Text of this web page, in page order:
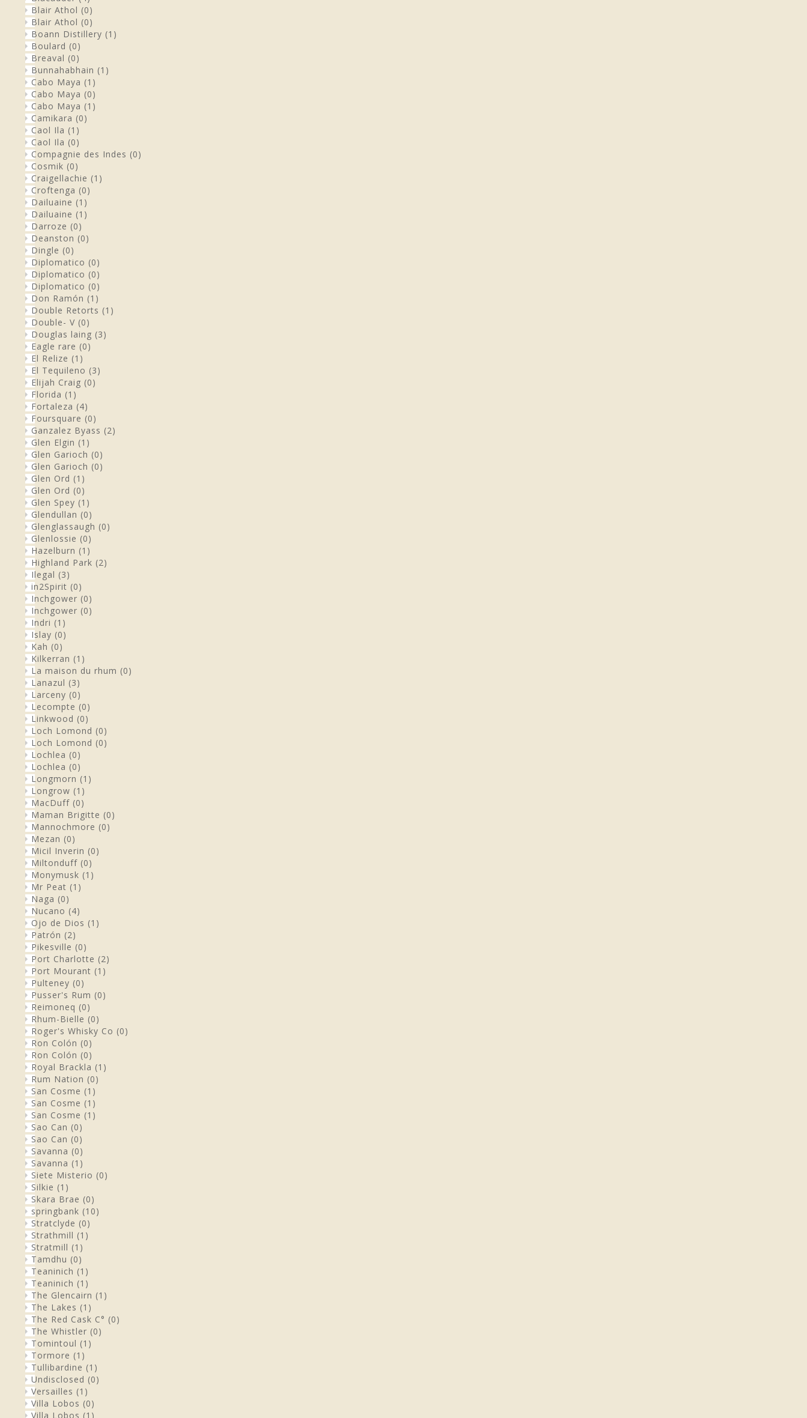
Blair Athol (0)
Blair Athol (0)
Boann Distillery (1)
Boulard (0)
Breaval (0)
Bunnahabhain (1)
Cabo Maya (1)
Cabo Maya (0)
Cabo Maya (1)
Camikara (0)
Caol Ila (1)
Caol Ila (0)
Compagnie des Indes (0)
Cosmik (0)
Craigellachie (1)
Croftenga (0)
Dailuaine (1)
Dailuaine (1)
Darroze (0)
Deanston (0)
Dingle (0)
Diplomatico (0)
Diplomatico (0)
Diplomatico (0)
Don Ramón (1)
Double Retorts (1)
Double- V (0)
Douglas laing (3)
Eagle rare (0)
El Relize (1)
El Tequileno (3)
Elijah Craig (0)
Florida (1)
Fortaleza (4)
Foursquare (0)
Ganzalez Byass (2)
Glen Elgin (1)
Glen Garioch (0)
Glen Garioch (0)
Glen Ord (1)
Glen Ord (0)
Glen Spey (1)
Glendullan (0)
Glenglassaugh (0)
Glenlossie (0)
Hazelburn (1)
Highland Park (2)
Ilegal (3)
in2Spirit (0)
Inchgower (0)
Inchgower (0)
Indri (1)
Islay (0)
Kah (0)
Kilkerran (1)
La maison du rhum (0)
Lanazul (3)
Larceny (0)
Lecompte (0)
Linkwood (0)
Loch Lomond (0)
Loch Lomond (0)
Lochlea (0)
Lochlea (0)
Longmorn (1)
Longrow (1)
MacDuff (0)
Maman Brigitte (0)
Mannochmore (0)
Mezan (0)
Micil Inverin (0)
Miltonduff (0)
Monymusk (1)
Mr Peat (1)
Naga (0)
Nucano (4)
Ojo de Dios (1)
Patrón (2)
Pikesville (0)
Port Charlotte (2)
Port Mourant (1)
Pulteney (0)
Pusser's Rum (0)
Reimoneq (0)
Rhum-Bielle (0)
Roger's Whisky Co (0)
Ron Colón (0)
Ron Colón (0)
Royal Brackla (1)
Rum Nation (0)
San Cosme (1)
San Cosme (1)
San Cosme (1)
Sao Can (0)
Sao Can (0)
Savanna (0)
Savanna (1)
Siete Misterio (0)
Silkie (1)
Skara Brae (0)
springbank (10)
Stratclyde (0)
Strathmill (1)
Stratmill (1)
Tamdhu (0)
Teaninich (1)
Teaninich (1)
The Glencairn (1)
The Lakes (1)
The Red Cask C° (0)
The Whistler (0)
Tomintoul (1)
Tormore (1)
Tullibardine (1)
Undisclosed (0)
Versailles (1)
Villa Lobos (0)
Villa Lobos (1)